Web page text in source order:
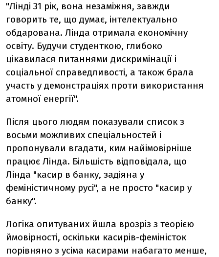
"Лінді 31 рік, вона незаміжня, завжди
говорить те, що думає, інтелектуально
обдарована. Лінда отримала економічну
освіту. Будучи студенткою, глибоко
цікавилася питаннями дискримінації і
соціальної справедливості, а також брала
участь у демонстраціях проти використання
атомної енергії".
Після цього людям показували список з
восьми можливих спеціальностей і
пропонували вгадати, ким найімовірніше
працює Лінда. Більшість відповідала, що
Лінда "касир в банку, задіяна у
феміністичному русі", а не просто "касир у
банку".
Логіка опитуваних йшла врозріз з теорією
ймовірності, оскільки касирів-феміністок
порівняно з усіма касирами набагато менше,